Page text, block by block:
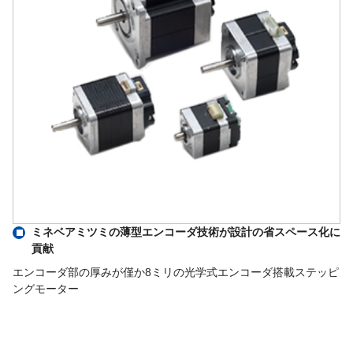
ミネベアミツミの薄型エンコーダ技術が設計の省スペース化に
貢献
エンコーダ部の厚みが僅か8ミリの光学式エンコーダ搭載ステッピ
ングモーター